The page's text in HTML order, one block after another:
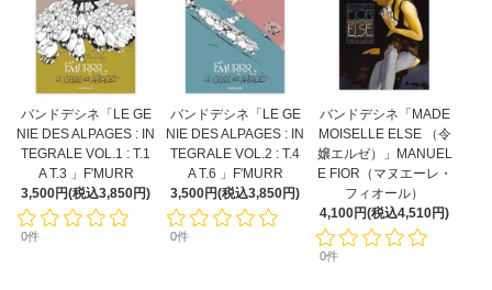
バンドデシネ「LE GE
NIE DES ALPAGES : IN
TEGRALE VOL.1 : T.1
A T.3 」F'MURR
3,500円(税込3,850円)
0件
バンドデシネ「LE GE
NIE DES ALPAGES : IN
TEGRALE VOL.2 : T.4
A T.6 」F'MURR
3,500円(税込3,850円)
0件
バンドデシネ「MADE
MOISELLE ELSE （令
嬢エルゼ）」MANUEL
E FIOR（マヌエーレ・
フィオール）
4,100円(税込4,510円)
0件